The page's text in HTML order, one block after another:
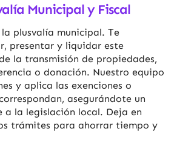
Municipal y Fiscal
plusvalía municipal. Te
presentar y liquidar este
la transmisión de propiedades,
o donación. Nuestro equipo
y aplica las exenciones o
asegurándote un
a la legislación local. Deja en
trámites para ahorrar tiempo y